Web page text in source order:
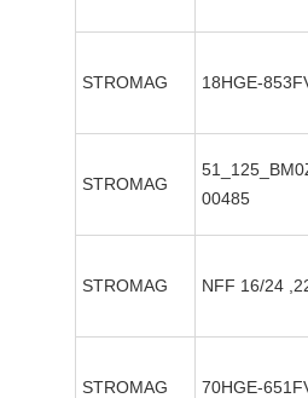
STROMAG 18HGE-
STROMAG
00485
STROMAG NFF 16/24
STROMAG 70HGE-